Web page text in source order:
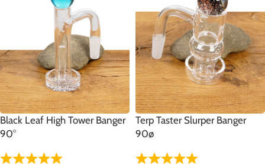
Black Leaf High Tower Banger
90°
Terp Taster Slurper Banger
90ø